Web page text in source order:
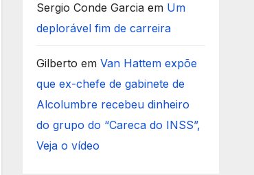
Sergio Conde Garciaem Um
deplorável fim de carreira
Gilberto em Van Hattem expõe
que ex-chefe de gabinete de
Alcolumbre recebeu dinheiro
do grupo do “Careca do INSS”,
Veja o vídeo